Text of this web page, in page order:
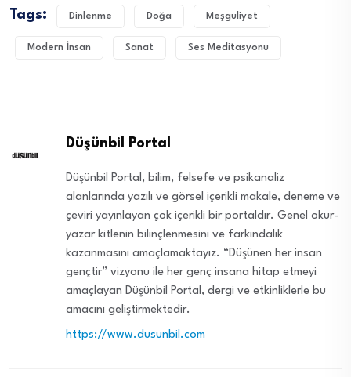
Tags: Dinlenme Doğa Meşguliyet
Modern İnsan Sanat Ses Meditasyonu
Düşünbil Portal
Düşünbil Portal, bilim, felsefe ve psikanaliz
alanlarında yazılı ve görsel içerikli makale, deneme ve
çeviri yayınlayan çok içerikli bir portaldır. Genel okur-
yazar kitlenin bilinçlenmesini ve farkındalık
kazanmasını amaçlamaktayız. “Düşünen her insan
gençtir” vizyonu ile her genç insana hitap etmeyi
amaçlayan Düşünbil Portal, dergi ve etkinliklerle bu
amacını geliştirmektedir.
https://www.dusunbil.com